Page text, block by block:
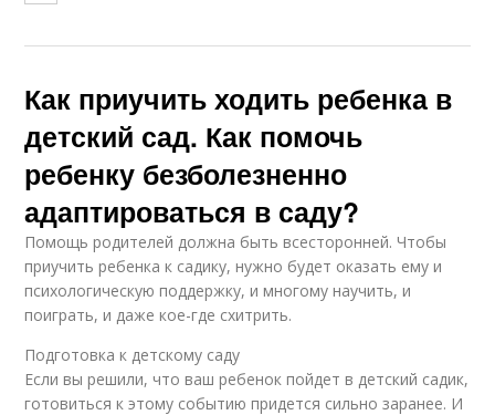
Как приучить ходить ребенка в
детский сад. Как помочь
ребенку безболезненно
адаптироваться в саду?
Помощь родителей должна быть всесторонней. Чтобы
приучить ребенка к садику, нужно будет оказать ему и
психологическую поддержку, и многому научить, и
поиграть, и даже кое-где схитрить.
Подготовка к детскому саду
Если вы решили, что ваш ребенок пойдет в детский садик,
готовиться к этому событию придется сильно заранее. И